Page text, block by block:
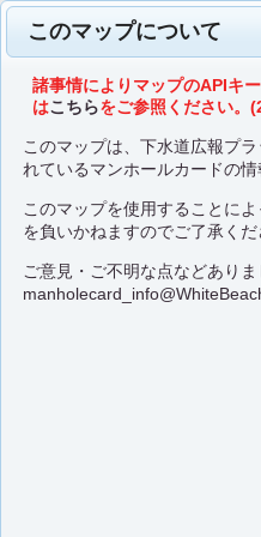
このマップについて
諸事情によりマップのAPIキ
はこちらをご参照ください。
このマップは、下水道広報プ
れているマンホールカードの情
このマップを使用することに
を負いかねますのでご了承くだ
ご意見・ご不明な点などありま